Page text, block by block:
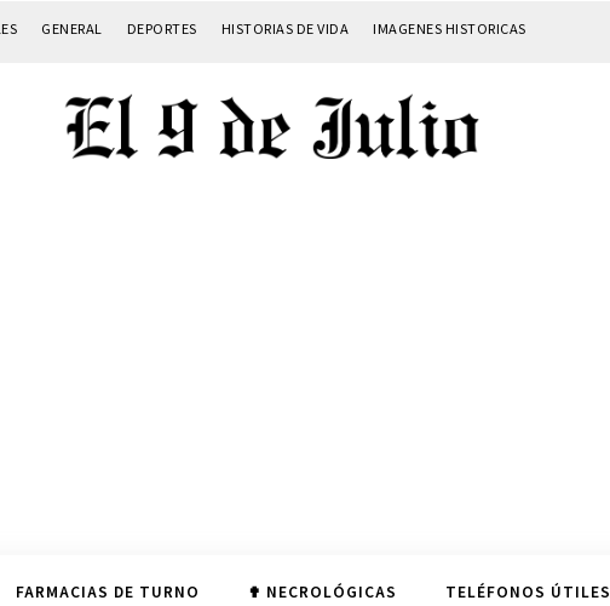
GENERAL DEPORTES HISTORIAS DE VIDA IMAGENES HISTORICAS
FARMACIAS DE TURNO ✟ NECROLÓGICAS TELÉFONOS ÚTILES